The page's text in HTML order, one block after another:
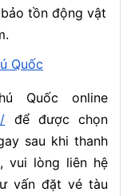
tồn động vật
Quốc
Quốc online
để được chọn
sau khi thanh
vui lòng liên hệ
vấn đặt vé tàu